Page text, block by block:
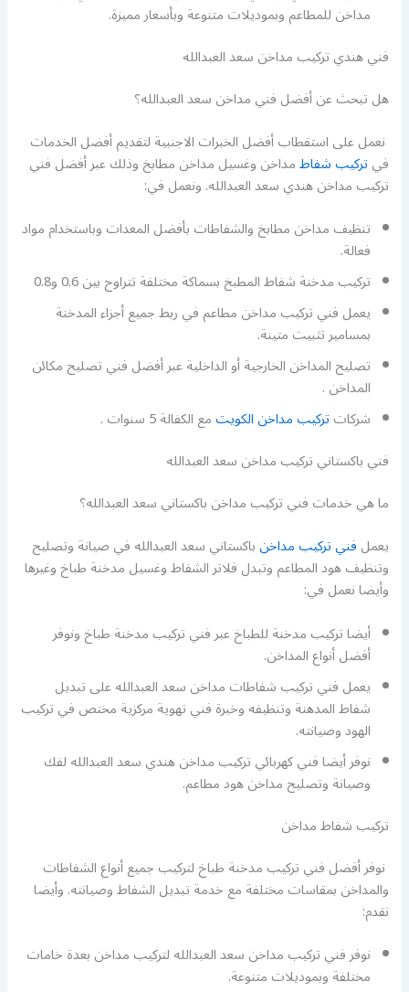
مداخن للمطاعم وبموديلات متنوعة وبأسعار مميزة.
فني هندي تركيب مداخن سعد العبدالله
هل تبحث عن أفضل فني مداخن سعد العبدالله؟
نعمل على استقطاب أفضل الخبرات الاجنبية لتقديم أفضل الخدمات
فيتركيب شفاطمداخن وغسيل مداخن مطابخ وذلك عبر أفضل فني
تركيب مداخن هندي سعد العبدالله. ونعمل في:
تنظيف مداخن مطابخ والشفاطات بأفضل المعدات وباستخدام مواد
فعالة.
تركيب مدخنة شفاط المطبخ بسماكة مختلفة تتراوح بين 0.6 و0.8
يعمل فني تركيب مداخن مطاعم في ربط جميع أجزاء المدخنة
بمسامير تثبيت متينة.
تصليح المداخن الخارجية أو الداخلية عبر أفضل فني تصليح مكائن
المداخن .
شركاتتركيب مداخن الكويتمع الكفالة 5 سنوات .
فني باكستاني تركيب مداخن سعد العبدالله
ما هي خدمات فني تركيب مداخن باكستاني سعد العبدالله؟
يعملفني تركيب مداخنباكستاني سعد العبدالله في صيانة وتصليح
وتنظيف هود المطاعم وتبدل فلاتر الشفاط وغسيل مدخنة طباخ وغيرها
وأيضا نعمل في:
أيضا تركيب مدخنة للطباخ عبر فني تركيب مدخنة طباخ ونوفر
أفضل أنواع المداخن.
يعمل فني تركيب شفاطات مداخن سعد العبدالله على تبديل
شفاط المدهنة وتنظيفه وخبرة فني تهوية مركزية مختص في تركيب
الهود وصيانته.
نوفر أيضا فني كهربائي تركيب مداخن هندي سعد العبدالله لفك
وصيانة وتصليح مداخن هود مطاعم.
تركيب شفاط مداخن
نوفر أفضل فني تركيب مدخنة طباخ لتركيب جميع أنواع الشفاطات
والمداخن بمقاسات مختلفة مع خدمة تبديل الشفاط وصيانته. وأيضا
نقدم:
نوفر فني تركيب مداخن سعد العبدالله لتركيب مداخن بعدة خامات
مختلفة وبموديلات متنوعة.